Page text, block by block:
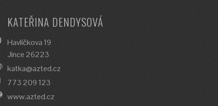
KATEŘINA DENDYSOVÁ
Havlíčkova 19
Jince 26223
katka@azted.cz
773 209 123
www.azted.cz